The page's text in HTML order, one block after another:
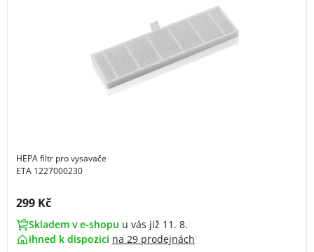
HEPA filtr pro vysavače
ETA 1227000230
Cena s DPH:
299 Kč
Skladem v e-shopu u vás již 11. 8.
ihned k dispozici na 29 prodejnách